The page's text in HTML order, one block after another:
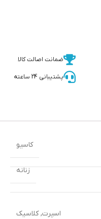
ضمانت اصالت کالا
پشتیبانی 24 ساعته
زنانه
اسپرت,کلاسیک
کاسیو